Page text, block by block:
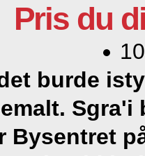
Pris du
burde
Bysentret